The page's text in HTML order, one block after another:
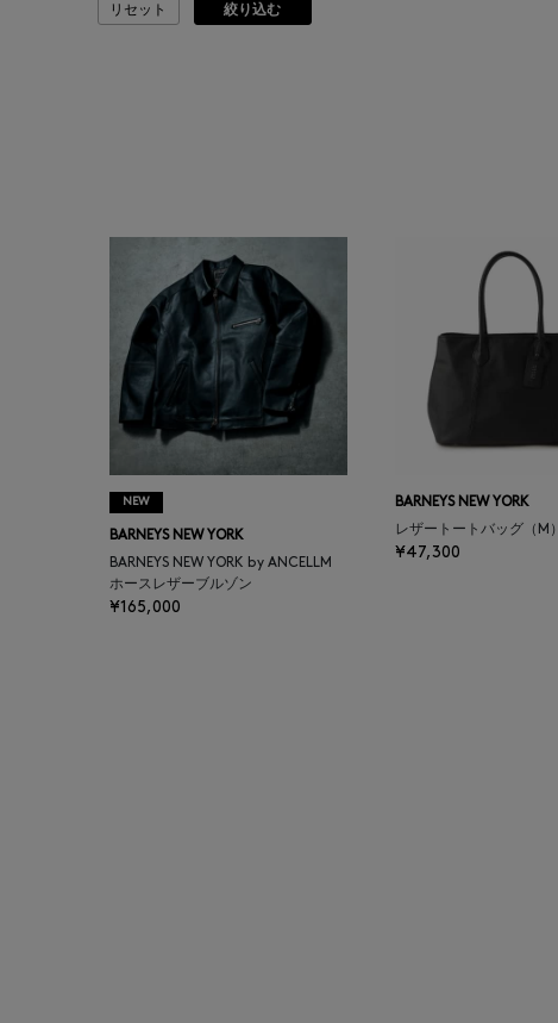
ATELIER AMBOISE
ATTO VANNUCCI
FIRENZE
AURALEE
AUTRY
BAGUTTA
BAKUNE
リセット 絞り込む
NEW
BARNEYS NEW YORK
BARNEYS NEW YORK by ANCELLM
ホースレザーブルゾン
¥165,000
BARNEYS NEW YORK
レザートートバッグ（M）
¥47,300